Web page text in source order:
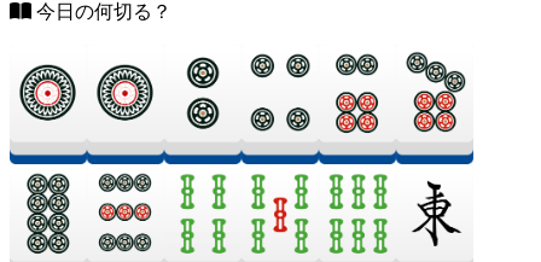
今日の何切る？